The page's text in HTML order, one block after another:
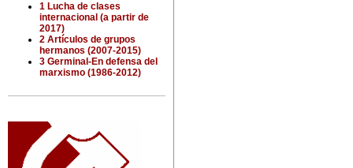
1 Lucha de clases
internacional (a partir de
2017)
2 Artículos de grupos
hermanos (2007-2015)
3 Germinal-En defensa del
marxismo (1986-2012)